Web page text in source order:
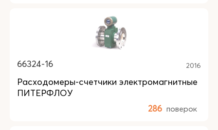
66324-16 2016
Расходомеры-счетчики электромагнитные
ПИТЕРФЛОУ
286 поверок